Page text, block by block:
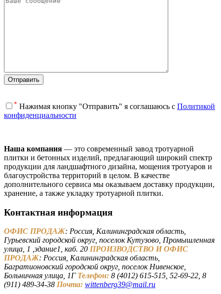
* Нажимая кнопку "Отправить" я соглашаюсь с Политикой
конфиденциальности
Наша компания — это современный завод тротуарной
плитки и бетонных изделий, предлагающий широкий спектр
продукции для ландшафтного дизайна, мощения тротуаров и
благоустройства территорий в целом. В качестве
дополнительного сервиса мы оказываем доставку продукции,
хранение, а также укладку тротуарной плитки.
Контактная информация
ОФИС ПРОДАЖ: Россия, Калининградская область,
Гурьевский городской округ, поселок Кутузово, Промышленная
улица, 1 ,здание1, каб. 20 ПРОИЗВОДСТВО И ОФИС
ПРОДАЖ: Россия, Калининградская область,
Багратионовский городской округ, поселок Нивенское,
Больничная улица, 1Г Телефон: 8 (4012) 615-515, 52-69-22, 8
(911) 489-34-38 Почта: wittenberg39@mail.ru